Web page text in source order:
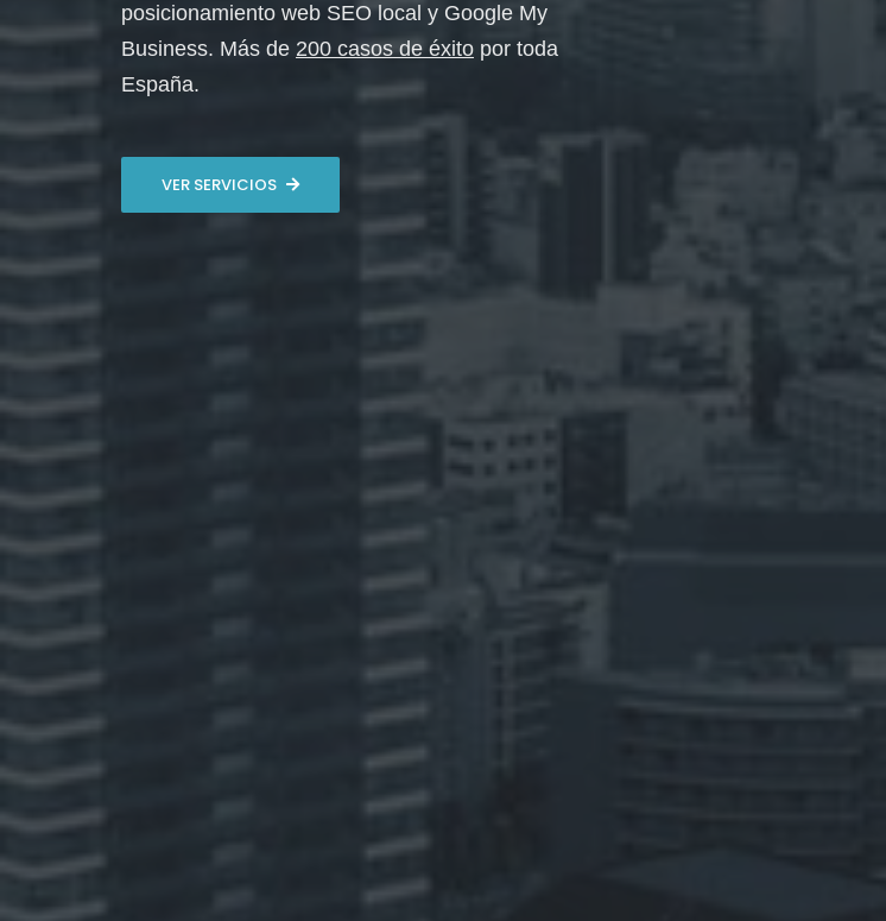
posicionamiento web SEO local y Google My
Business. Más de 200 casos de éxito por toda
España.
VER SERVICIOS